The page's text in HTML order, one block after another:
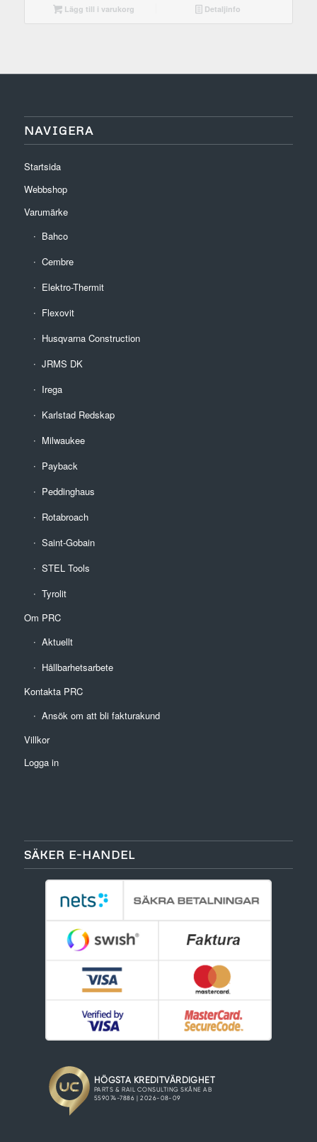
Lägg till i varukorg Detaljinfo
NAVIGERA
Startsida
Webbshop
Varumärke
Bahco
Cembre
Elektro-Thermit
Flexovit
Husqvarna Construction
JRMS DK
Irega
Karlstad Redskap
Milwaukee
Payback
Peddinghaus
Rotabroach
Saint-Gobain
STEL Tools
Tyrolit
Om PRC
Aktuellt
Hållbarhetsarbete
Kontakta PRC
Ansök om att bli fakturakund
Villkor
Logga in
SÄKER E-HANDEL